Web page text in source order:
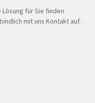
für Sie finden
mit uns Kontakt auf.